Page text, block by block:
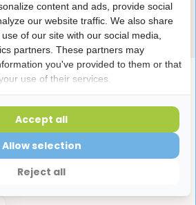
Stuur e-mail
content and ads, provide social
our website traffic. We also share
of our site with our social media,
partners. These partners may
you've provided to them or that
use of their services.
Reject all
Allow selection
Accept all